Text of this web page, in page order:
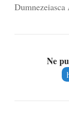
Dumnezeiasca
Ne